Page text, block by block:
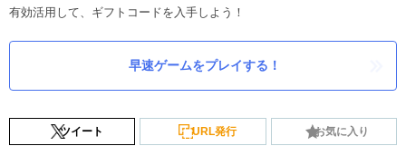
有効活用して、ギフトコードを入手しよう！
早速ゲームをプレイする！
ツイート URL発行 お気に入り